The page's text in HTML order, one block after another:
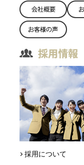
採用について